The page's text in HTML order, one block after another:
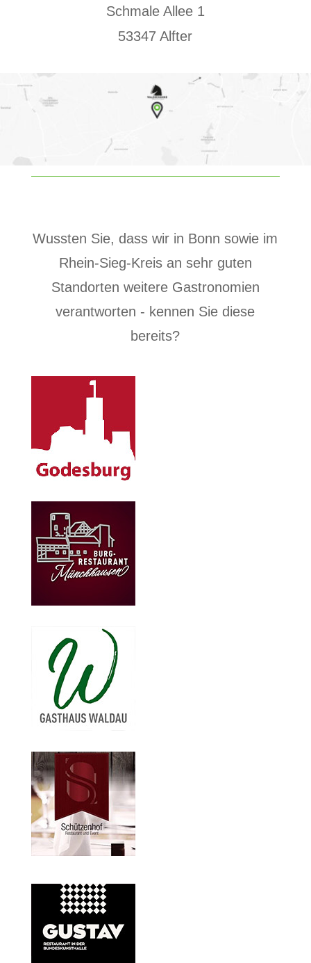
Schmale Allee 1
53347 Alfter
Wussten Sie, dass wir in Bonn sowie im
Rhein-Sieg-Kreis an sehr guten
Standorten weitere Gastronomien
verantworten - kennen Sie diese
bereits?